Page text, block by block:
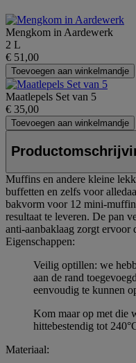
Mengkom in Aardewerk
2 L
€ 51,00
Toevoegen aan winkelmandje
Maatlepels Set van 5
€ 35,00
Toevoegen aan winkelmandje
Muffins en andere kleine
buffetten en zelfs voor
bakvorm voor 12 mini-
resultaat te leveren. De pan
anti-aanbaklaag zorgt ervoor
Eigenschappen:
Veilig optillen: we
aan de rand
eenvoudig te kunnen
Kom maar op met die
hittebestendig tot
Materiaal: